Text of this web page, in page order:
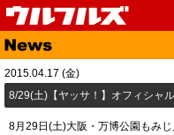
Top
Media
2015.04.17 (金)
8/29(土)【ヤッサ！】オフィシャ
8月29日(土)大阪・万博公園もみ